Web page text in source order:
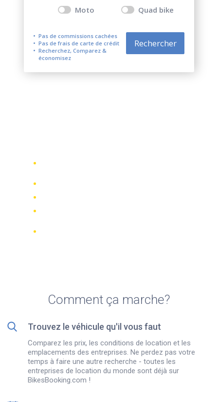
Moto
Quad bike
Pas de commissions cachées
Pas de frais de carte de crédit
Recherchez, Comparez &
économisez
Rechercher
Comment ça marche?
Trouvez le véhicule qu'il vous faut
Comparez les prix, les conditions de location et les
emplacements des entreprises. Ne perdez pas votre
temps à faire une autre recherche - toutes les
entreprises de location du monde sont déjà sur
BikesBooking.com !